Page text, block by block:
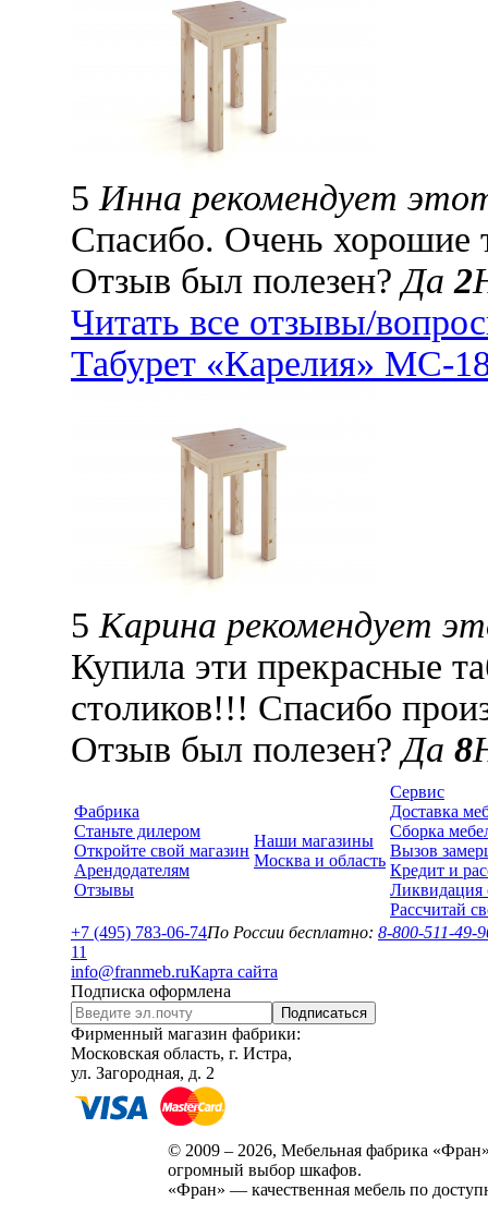
5 Инна рекомендует
Спасибо. Очень хорошие
Отзыв был полезен?Да2
Читать все отзывы/
Табурет «Карелия» МС-
5 Карина рекомендует
Купила эти прекрасные
столиков!!! Спасибо
Отзыв был полезен?Да 8
Фабрика
Станьте дилером
Откройте свой магазин
Арендодателям
Отзывы
Наши магазины
Москва и область
Сервис
Доставка
Сборка
Вызов
Кредит и
Ликвидация
Рассчитай
+7 (495) 783-06-74По России бесплатно: 8-800-511-49-
11
info@franmeb.ruКарта сайта
Подписка оформлена
Подписаться
Фирменный магазин фабрики:
Московская область, г. Истра,
ул. Загородная, д. 2
© 2009 – 2026, Мебельная фабрика
огромный выбор шкафов.
«Фран» — качественная мебель по